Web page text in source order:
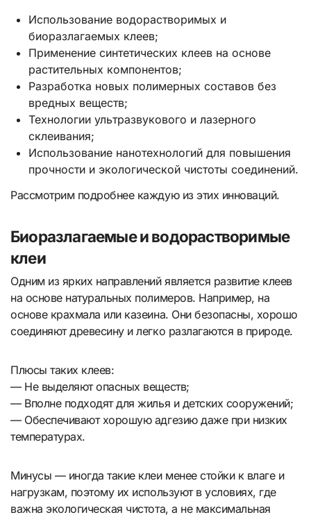
Использование водорастворимых и
биоразлагаемых клеев;
Применение синтетических клеев на основе
растительных компонентов;
Разработка новых полимерных составов без
вредных веществ;
Технологии ультразвукового и лазерного
склеивания;
Использование нанотехнологий для повышения
прочности и экологической чистоты соединений.
Рассмотрим подробнее каждую из этих инноваций.
Биоразлагаемые и водорастворимые
клеи
Одним из ярких направлений является развитие клеев
на основе натуральных полимеров. Например, на
основе крахмала или казеина. Они безопасны, хорошо
соединяют древесину и легко разлагаются в природе.
Плюсы таких клеев:
— Не выделяют опасных веществ;
— Вполне подходят для жилья и детских сооружений;
— Обеспечивают хорошую адгезию даже при низких
температурах.
Минусы — иногда такие клеи менее стойки к влаге и
нагрузкам, поэтому их используют в условиях, где
важна экологическая чистота, а не максимальная